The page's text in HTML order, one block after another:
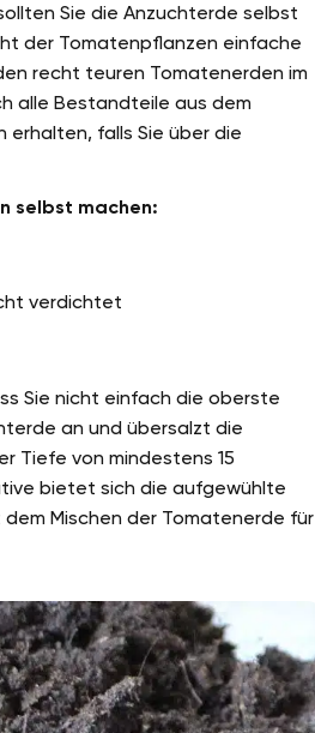
Sie die Anzuchterde selbst
der Tomatenpflanzen einfache
recht teuren Tomatenerden im
alle Bestandteile aus dem
erhalten, falls Sie über die
selbst machen:
verdichtet
Sie nicht einfach die oberste
an und übersalzt die
Tiefe von mindestens 15
bietet sich die aufgewühlte
Mischen der Tomatenerde für